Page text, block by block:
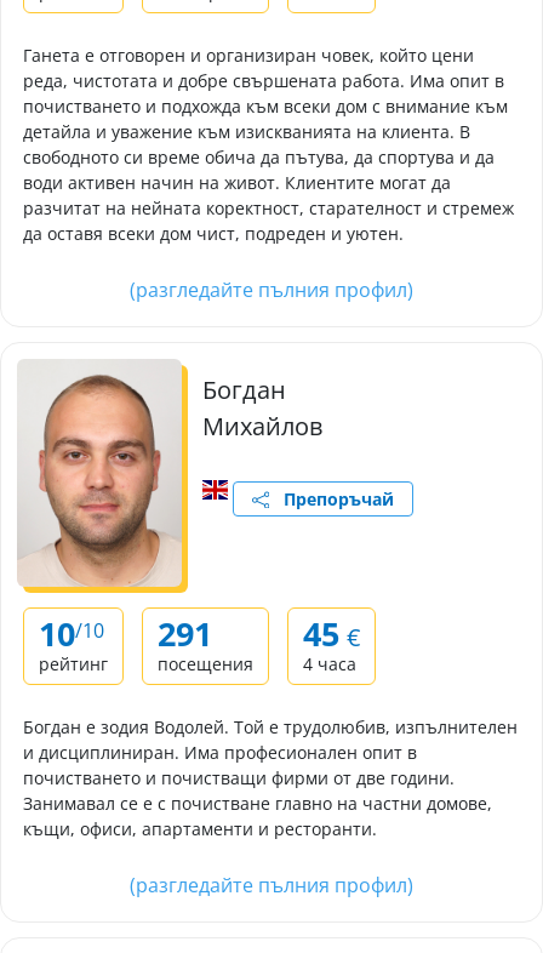
Ганета е отговорен и организиран човек, който цени
реда, чистотата и добре свършената работа. Има опит в
почистването и подхожда към всеки дом с внимание към
детайла и уважение към изискванията на клиента. В
свободното си време обича да пътува, да спортува и да
води активен начин на живот. Клиентите могат да
разчитат на нейната коректност, старателност и стремеж
да оставя всеки дом чист, подреден и уютен.
(разгледайте пълния профил)
Богдан
Михайлов
Препоръчай
10/10
рейтинг
291
посещения
45 €
4 часа
Богдан е зодия Водолей. Той е трудолюбив, изпълнителен
и дисциплиниран. Има професионален опит в
почистването и почистващи фирми от две години.
Занимавал се е с почистване главно на частни домове,
къщи, офиси, апартаменти и ресторанти.
(разгледайте пълния профил)